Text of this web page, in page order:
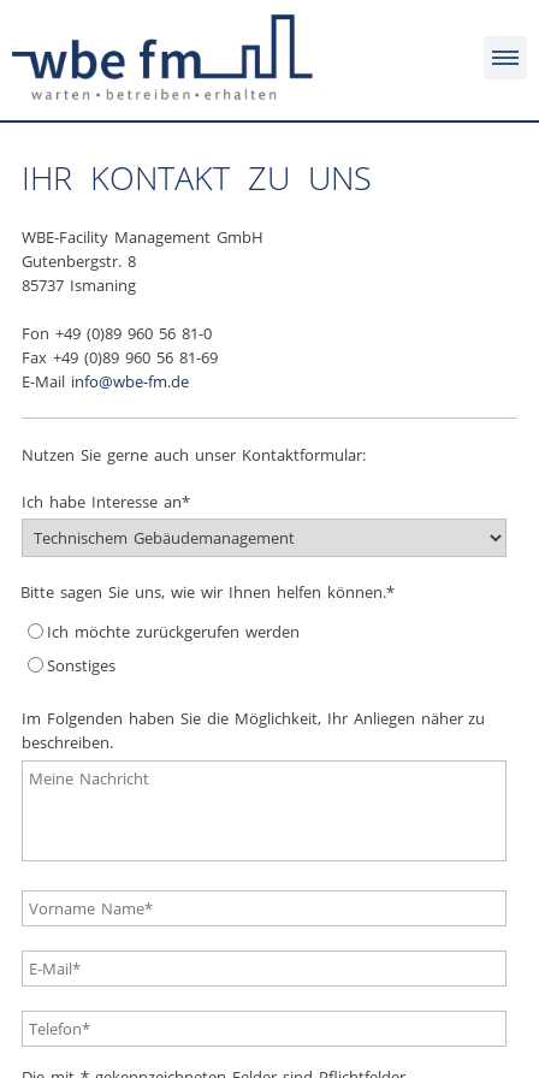
IHR KONTAKT ZU UNS
WBE-Facility Management GmbH
Gutenbergstr. 8
85737 Ismaning
Fon +49 (0)89 960 56 81-0
Fax +49 (0)89 960 56 81-69
E-Mail info@wbe-fm.de
Nutzen Sie gerne auch unser Kontaktformular:
Pflichtfeld
Ich habe Interesse an*
Pflichtfeld
Bitte sagen Sie uns, wie wir Ihnen helfen können.*
Ich möchte zurückgerufen werden
Sonstiges
Im Folgenden haben Sie die Möglichkeit, Ihr Anliegen näher zu
beschreiben.